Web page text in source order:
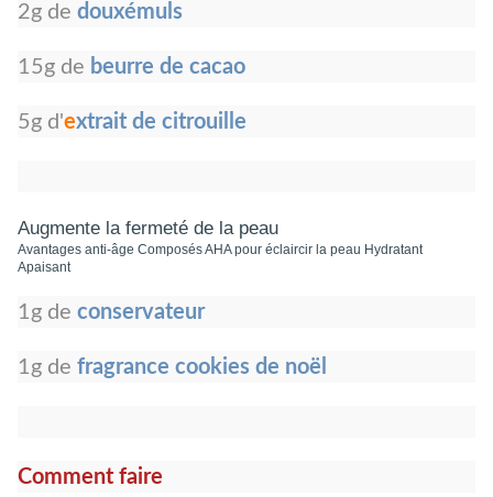
2g de douxémuls
15g de beurre de cacao
5g d'extrait de citrouille
Augmente la fermeté de la peau
Avantages anti-âge Composés AHA pour éclaircir la peau Hydratant
Apaisant
1g de conservateur
1g de fragrance cookies de noël
Comment faire